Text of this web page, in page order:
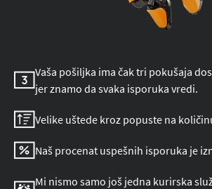
Vaša pošiljka ima čak tri pokušaja
jer znamo da svaka isporuka vredi.
Velike uštede kroz popuste na
Naš procenat uspešnih isporuka je
Mi nismo samo još jedna kurirska